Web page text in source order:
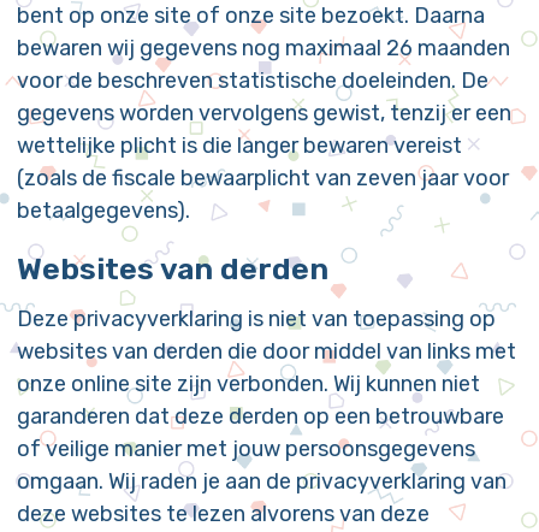
bent op onze site of onze site bezoekt. Daarna
bewaren wij gegevens nog maximaal 26 maanden
voor de beschreven statistische doeleinden. De
gegevens worden vervolgens gewist, tenzij er een
wettelijke plicht is die langer bewaren vereist
(zoals de fiscale bewaarplicht van zeven jaar voor
betaalgegevens).
Websites van derden
Deze privacyverklaring is niet van toepassing op
websites van derden die door middel van links met
onze online site zijn verbonden. Wij kunnen niet
garanderen dat deze derden op een betrouwbare
of veilige manier met jouw persoonsgegevens
omgaan. Wij raden je aan de privacyverklaring van
deze websites te lezen alvorens van deze